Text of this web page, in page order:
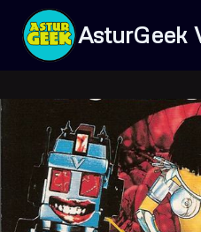
Saltar
contenido
AsturGeek